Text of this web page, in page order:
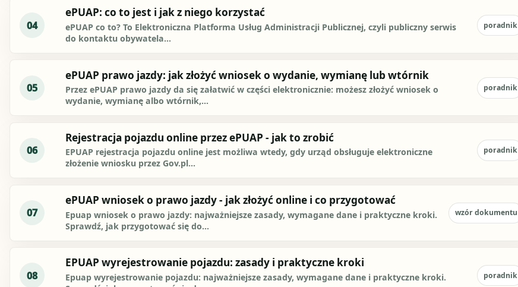
04
ePUAP: co to jest i jak z niego korzystać
ePUAP co to? To Elektroniczna Platforma Usług Administracji Publicznej, czyli publiczny serwis
do kontaktu obywatela...
poradnik
05
ePUAP prawo jazdy: jak złożyć wniosek o wydanie, wymianę lub wtórnik
Przez ePUAP prawo jazdy da się załatwić w części elektronicznie: możesz złożyć wniosek o
wydanie, wymianę albo wtórnik,...
poradnik
06
Rejestracja pojazdu online przez ePUAP - jak to zrobić
EPUAP rejestracja pojazdu online jest możliwa wtedy, gdy urząd obsługuje elektroniczne
złożenie wniosku przez Gov.pl...
poradnik
07
ePUAP wniosek o prawo jazdy - jak złożyć online i co przygotować
Epuap wniosek o prawo jazdy: najważniejsze zasady, wymagane dane i praktyczne kroki.
Sprawdź, jak przygotować się do...
wzór dokumentu
08
EPUAP wyrejestrowanie pojazdu: zasady i praktyczne kroki
Epuap wyrejestrowanie pojazdu: najważniejsze zasady, wymagane dane i praktyczne kroki.
poradnik